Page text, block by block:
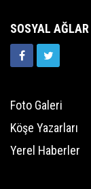
SOSYAL AĞLAR
Foto Galeri
Köşe Yazarları
Yerel Haberler